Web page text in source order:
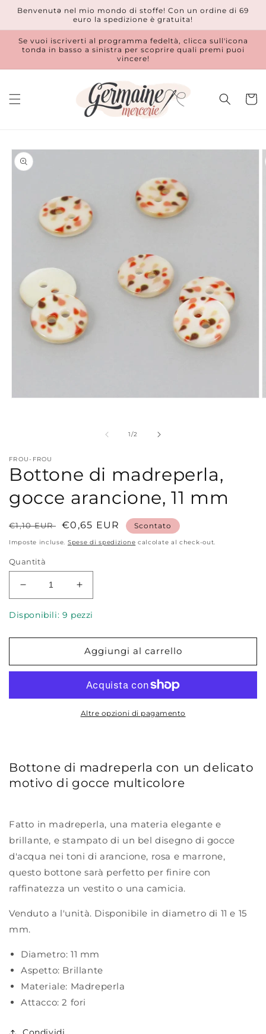
direttamente
Benvenutǝ nel mio mondo di stoffe! Con un ordine di 69
euro la spedizione è gratuita!
Se vuoi iscriverti al programma fedeltà, clicca sull'icona
tonda in basso a sinistra per scoprire quali premi puoi
vincere!
Passa alle
informazioni
sul prodotto
modale
1/su
2
FROU-FROU
Bottone di madreperla,
gocce arancione, 11 mm
Prezzo
di
€1,10 EUR
Prezzo
di
€0,65 EUR Scontato
Imposte incluse. Spese di spedizione calcolate al check-out.
Quantità
Diminuisci
quantità
per
di
gocce
mm
Aumenta
quantità
per
di
madreperla,
gocce
11
mm
Disponibili: 9 pezzi
Aggiungi al carrello
Altre opzioni di pagamento
Bottone di madreperla con un delicato
motivo di gocce multicolore
Fatto in madreperla, una materia elegante e
brillante, e stampato di un bel disegno di gocce
d'acqua nei toni di arancione, rosa e marrone,
questo bottone sarà perfetto per finire con
raffinatezza un vestito o una camicia.
Venduto a l'unità. Disponibile in diametro di 11 e 15
mm.
Diametro: 11 mm
Aspetto: Brillante
Materiale: Madreperla
Attacco: 2 fori